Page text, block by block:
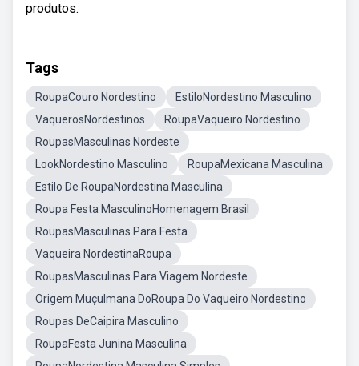
produtos.
Tags
RoupaCouro Nordestino
EstiloNordestino Masculino
VaquerosNordestinos
RoupaVaqueiro Nordestino
RoupasMasculinas Nordeste
LookNordestino Masculino
RoupaMexicana Masculina
Estilo De RoupaNordestina Masculina
Roupa Festa MasculinoHomenagem Brasil
RoupasMasculinas Para Festa
Vaqueira NordestinaRoupa
RoupasMasculinas Para Viagem Nordeste
Origem Muçulmana DoRoupa Do Vaqueiro Nordestino
Roupas DeCaipira Masculino
RoupaFesta Junina Masculina